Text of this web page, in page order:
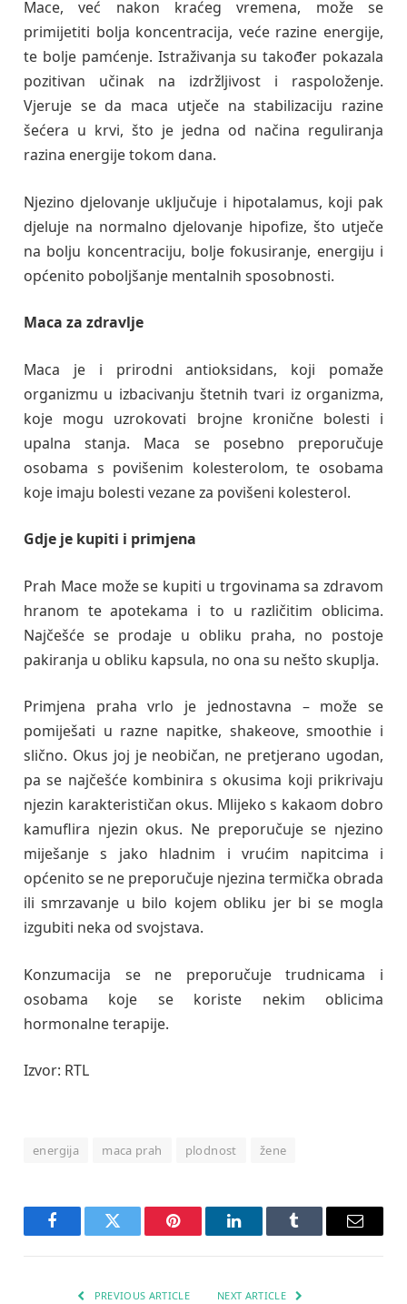
Mace, već nakon kraćeg vremena, može se
primijetiti bolja koncentracija, veće razine energije,
te bolje pamćenje. Istraživanja su također pokazala
pozitivan učinak na izdržljivost i raspoloženje.
Vjeruje se da maca utječe na stabilizaciju razine
šećera u krvi, što je jedna od načina reguliranja
razina energije tokom dana.
Njezino djelovanje uključuje i hipotalamus, koji pak
djeluje na normalno djelovanje hipofize, što utječe
na bolju koncentraciju, bolje fokusiranje, energiju i
općenito poboljšanje mentalnih sposobnosti.
Maca za zdravlje
Maca je i prirodni antioksidans, koji pomaže
organizmu u izbacivanju štetnih tvari iz organizma,
koje mogu uzrokovati brojne kronične bolesti i
upalna stanja. Maca se posebno preporučuje
osobama s povišenim kolesterolom, te osobama
koje imaju bolesti vezane za povišeni kolesterol.
Gdje je kupiti i primjena
Prah Mace može se kupiti u trgovinama sa zdravom
hranom te apotekama i to u različitim oblicima.
Najčešće se prodaje u obliku praha, no postoje
pakiranja u obliku kapsula, no ona su nešto skuplja.
Primjena praha vrlo je jednostavna – može se
pomiješati u razne napitke, shakeove, smoothie i
slično. Okus joj je neobičan, ne pretjerano ugodan,
pa se najčešće kombinira s okusima koji prikrivaju
njezin karakterističan okus. Mlijeko s kakaom dobro
kamuflira njezin okus. Ne preporučuje se njezino
miješanje s jako hladnim i vrućim napitcima i
općenito se ne preporučuje njezina termička obrada
ili smrzavanje u bilo kojem obliku jer bi se mogla
izgubiti neka od svojstava.
Konzumacija se ne preporučuje trudnicama i
osobama koje se koriste nekim oblicima
hormonalne terapije.
Izvor: RTL
energija maca prah plodnost žene
FacebookTwitter Pinterest LinkedInTumblr Email
PREVIOUS ARTICLE NEXT ARTICLE